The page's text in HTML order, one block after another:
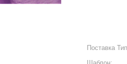
Поставка